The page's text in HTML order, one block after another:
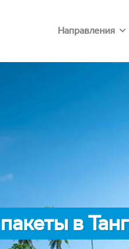
Направления
в